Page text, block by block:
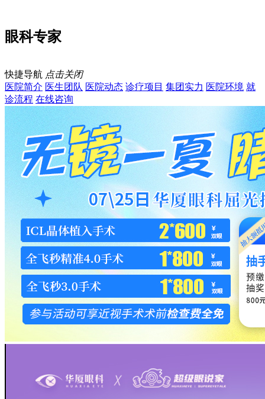
眼科专家
快捷导航 点击关闭
医院简介 医生团队 医院动态 诊疗项目 集团实力 医院环境 就
诊流程 在线咨询